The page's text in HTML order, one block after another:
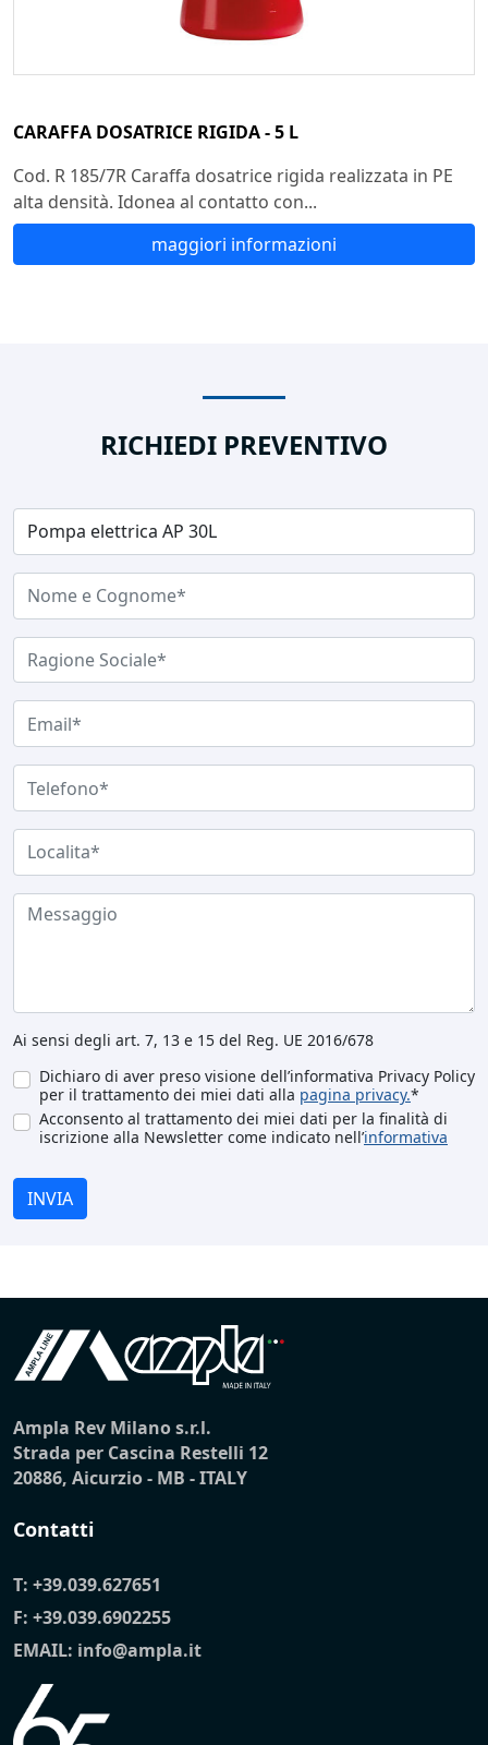
CARAFFA DOSATRICE RIGIDA - 5 L
Cod. R 185/7R Caraffa dosatrice rigida realizzata in PE
alta densità. Idonea al contatto con...
maggiori informazioni
RICHIEDI PREVENTIVO
Ai sensi degli art. 7, 13 e 15 del Reg. UE 2016/678
Dichiaro di aver preso visione dell’informativa Privacy Policy
per il trattamento dei miei dati alla pagina privacy.*
Acconsento al trattamento dei miei dati per la finalità di
iscrizione alla Newsletter come indicato nell’informativa
INVIA
Ampla Rev Milano s.r.l.
Strada per Cascina Restelli 12
20886, Aicurzio - MB - ITALY
Contatti
T: +39.039.627651
F: +39.039.6902255
EMAIL: info@ampla.it